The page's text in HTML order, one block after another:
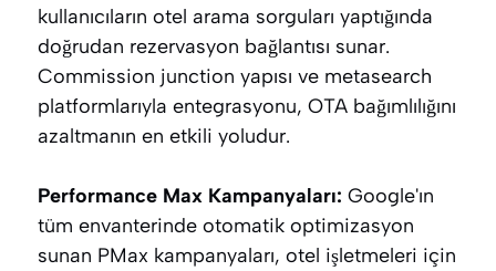
kullanıcıların otel arama sorguları yaptığında
doğrudan rezervasyon bağlantısı sunar.
Commission junction yapısı ve metasearch
platformlarıyla entegrasyonu, OTA bağımlılığını
azaltmanın en etkili yoludur.
Performance Max Kampanyaları: Google'ın
tüm envanterinde otomatik optimizasyon
sunan PMax kampanyaları, otel işletmeleri için